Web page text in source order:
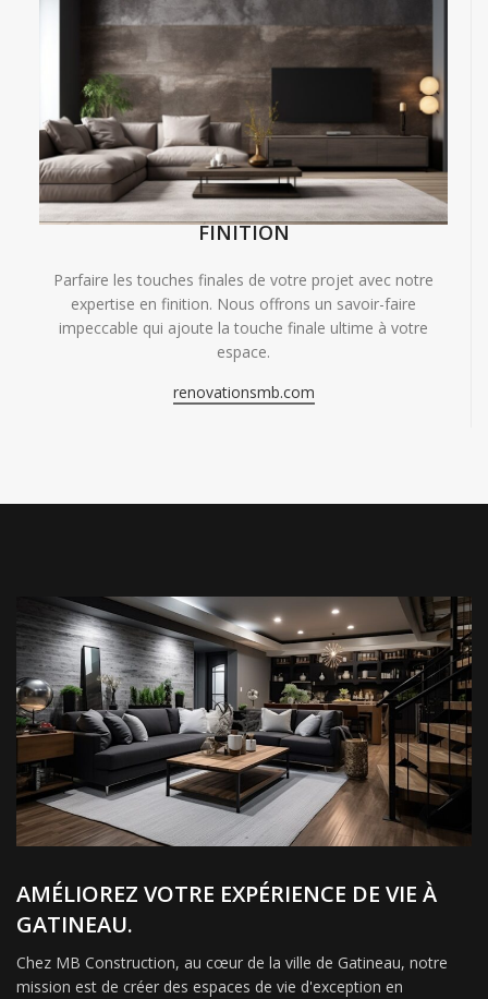
FINITION
Parfaire les touches finales de votre projet avec notre
expertise en finition. Nous offrons un savoir-faire
impeccable qui ajoute la touche finale ultime à votre
espace.
renovationsmb.com
AMÉLIOREZ VOTRE EXPÉRIENCE DE VIE À
GATINEAU.
Chez MB Construction, au cœur de la ville de Gatineau, notre
mission est de créer des espaces de vie d'exception en